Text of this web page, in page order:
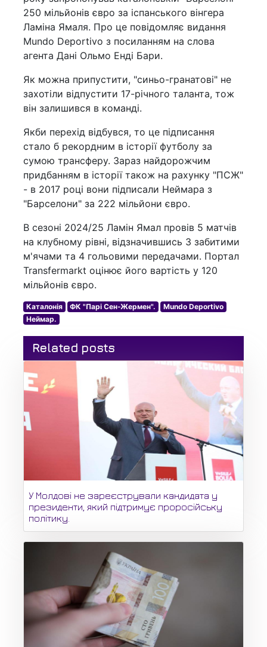
250 мільйонів євро за іспанського вінгера
Ламіна Ямаля. Про це повідомляє видання
Mundo Deportivo з посиланням на слова
агента Дані Ольмо Енді Бари.
Як можна припустити, "синьо-гранатові" не
захотіли відпустити 17-річного таланта, тож
він залишився в команді.
Якби перехід відбувся, то це підписання
стало б рекордним в історії футболу за
сумою трансферу. Зараз найдорожчим
придбанням в історії також на рахунку "ПСЖ"
- в 2017 році вони підписали Неймара з
"Барселони" за 222 мільйони євро.
В сезоні 2024/25 Ламін Ямал провів 5 матчів
на клубному рівні, відзначившись 3 забитими
м'ячами та 4 гольовими передачами. Портал
Transfermarkt оцінює його вартість у 120
мільйонів євро.
Каталонія ФК "Парі Сен-Жермен".
Mundo Deportivo
Неймар.
Related posts
У Молдові не зареєстрували кандидата у
президенти, який підтримує проросійську
політику.